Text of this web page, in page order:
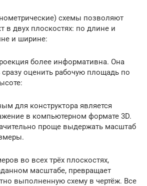
схемы позволяют
в двух плоскостях: по длине и
и ширине:
более информативна. Она
оценить рабочую площадь по
для конструктора является
в компьютерном формате 3D.
проще выдержать масштаб
во всех трёх плоскостях,
масштабе, превращает
выполненную схему в чертёж. Все